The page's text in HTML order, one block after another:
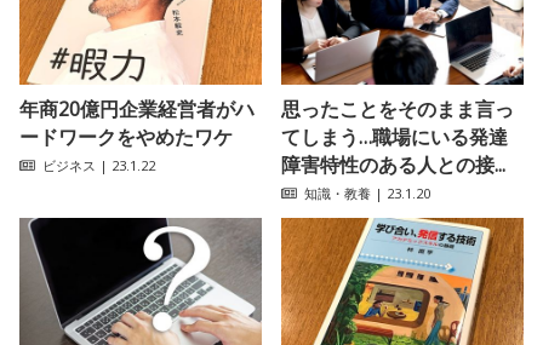
年商20億円企業経営者がハ
ードワークをやめたワケ
ビジネス | 23.1.22
思ったことをそのまま言っ
てしまう…職場にいる発達
障害特性のある人との接...
知識・教養 | 23.1.20